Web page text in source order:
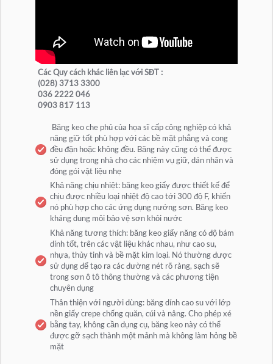
Các Quy cách khác liên lạc với SĐT :
(028) 3713 3300
036 2222 046
0903 817 113
Băng keo che phủ của họa sĩ cấp công nghiệp có khả
năng giữ tốt phù hợp với các bề mặt phẳng và cong
đều đặn hoặc không đều. Băng này cũng có thể được
sử dụng trong nhà cho các nhiệm vụ giữ, dán nhãn và
đóng gói vật liệu nhẹ
Khả năng chịu nhiệt: băng keo giấy được thiết kế để
chịu được nhiều loại nhiệt độ cao tới 300 độ F, khiến
nó phù hợp cho các ứng dụng nướng sơn. Băng keo
kháng dung môi bảo vệ sơn khỏi nước
Khả năng tương thích: băng keo giấy năng có độ bám
dính tốt, trên các vật liệu khác nhau, như cao su,
nhựa, thủy tinh và bề mặt kim loại. Nó thường được
sử dụng để tạo ra các đường nét rõ ràng, sạch sẽ
trong sơn ô tô thông thường và các phương tiện
chuyên dụng
Thân thiện với người dùng: băng dính cao su với lớp
nền giấy crepe chống quăn, cúi và nâng. Cho phép xé
bằng tay, không cần dụng cụ, băng keo này có thể
được gỡ sạch thành một mảnh mà không làm hỏng bề
mặt